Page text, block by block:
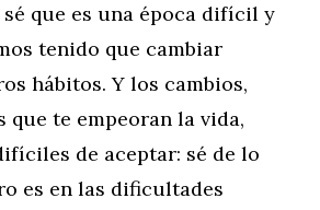
que es una época difícil y
tenido que cambiar
hábitos. Y los cambios,
que te empeoran la vida,
de aceptar: sé de lo
es en las dificultades